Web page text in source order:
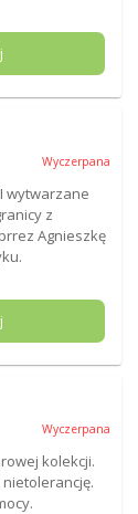
Wyczerpana
wytwarzane
z
Agnieszkę
Wyczerpana
kolekcji.